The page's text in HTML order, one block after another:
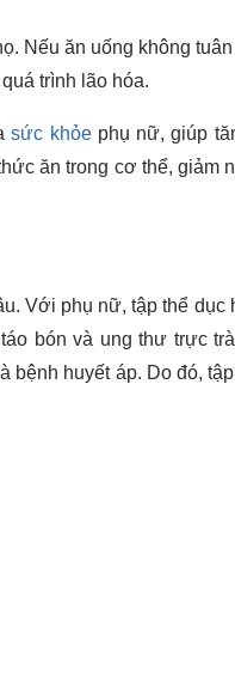
Nếu ăn uống không
trình lão hóa.
sức khỏephụ nữ, giúp
ăn trong cơ thể, giảm
Với phụ nữ, tập thể
bón và ung thư trực
bệnh huyết áp. Do đó,